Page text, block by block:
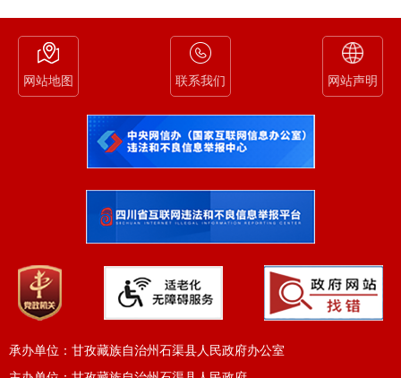
网站地图 联系我们 网站声明
承办单位：甘孜藏族自治州石渠县人民政府办公室